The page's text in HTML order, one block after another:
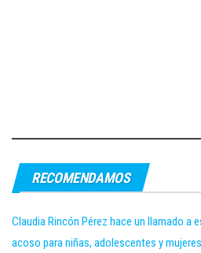
RECOMENDAMOS
Claudia Rincón Pérez hace un llamado a
acoso para niñas, adolescentes y mujeres